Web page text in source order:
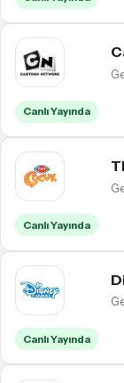
Canlı Yayında
Canlı Yayında
Canlı Yayında